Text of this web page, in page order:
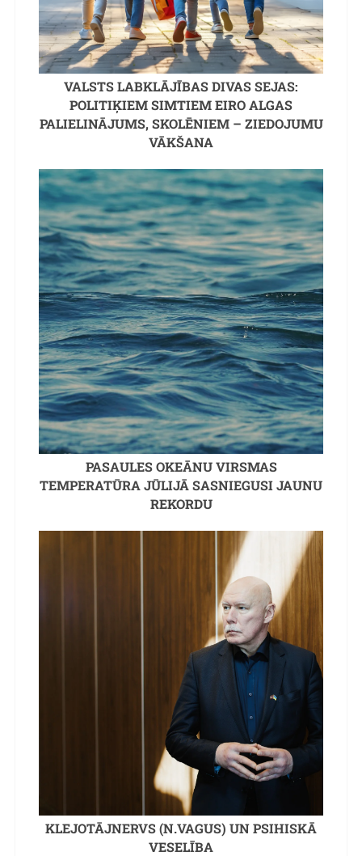
VALSTS LABKLĀJĪBAS DIVAS SEJAS:
POLITIĶIEM SIMTIEM EIRO ALGAS
PALIELINĀJUMS, SKOLĒNIEM – ZIEDOJUMU
VĀKŠANA
PASAULES OKEĀNU VIRSMAS
TEMPERATŪRA JŪLIJĀ SASNIEGUSI JAUNU
REKORDU
KLEJOTĀJNERVS (N.VAGUS) UN PSIHISKĀ
VESELĪBA